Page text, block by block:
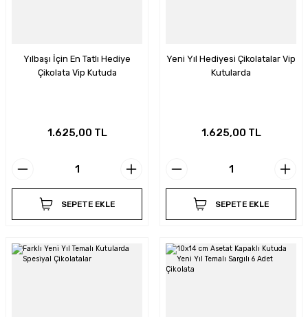
Yılbaşı İçin En Tatlı Hediye
Çikolata Vip Kutuda
1.625,00 TL
SEPETE EKLE
Yeni Yıl Hediyesi Çikolatalar Vip
Kutularda
1.625,00 TL
SEPETE EKLE